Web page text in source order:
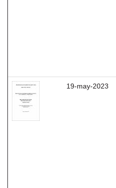
19-may-2023